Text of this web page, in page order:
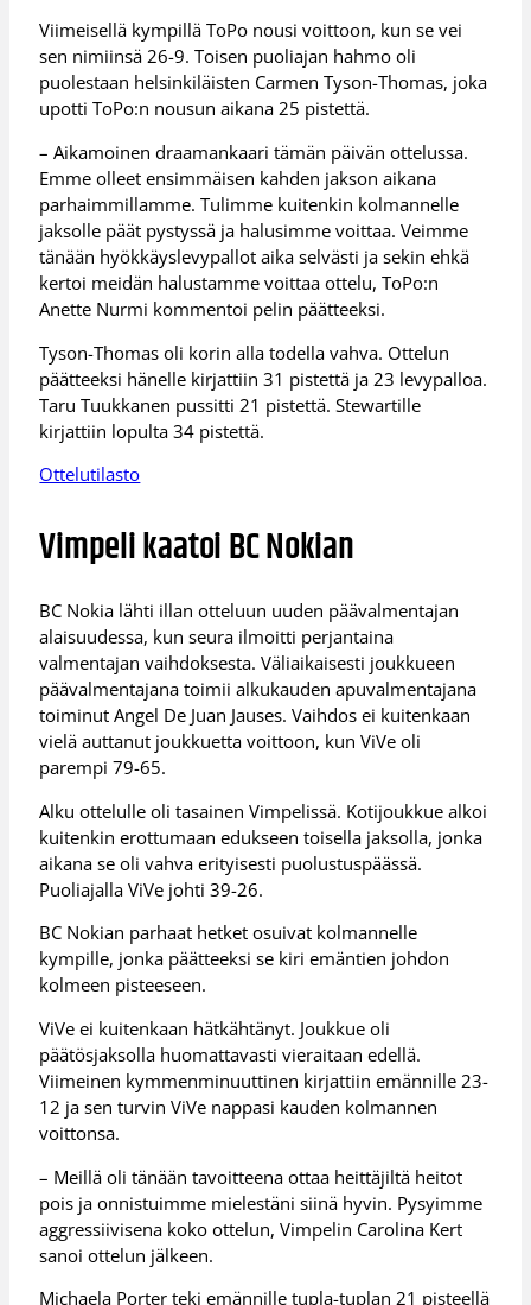
Viimeisellä kympillä ToPo nousi voittoon, kun se vei
sen nimiinsä 26-9. Toisen puoliajan hahmo oli
puolestaan helsinkiläisten Carmen Tyson-Thomas, joka
upotti ToPo:n nousun aikana 25 pistettä.
– Aikamoinen draamankaari tämän päivän ottelussa.
Emme olleet ensimmäisen kahden jakson aikana
parhaimmillamme. Tulimme kuitenkin kolmannelle
jaksolle päät pystyssä ja halusimme voittaa. Veimme
tänään hyökkäyslevypallot aika selvästi ja sekin ehkä
kertoi meidän halustamme voittaa ottelu, ToPo:n
Anette Nurmi kommentoi pelin päätteeksi.
Tyson-Thomas oli korin alla todella vahva. Ottelun
päätteeksi hänelle kirjattiin 31 pistettä ja 23 levypalloa.
Taru Tuukkanen pussitti 21 pistettä. Stewartille
kirjattiin lopulta 34 pistettä.
Ottelutilasto
Vimpeli kaatoi BC Nokian
BC Nokia lähti illan otteluun uuden päävalmentajan
alaisuudessa, kun seura ilmoitti perjantaina
valmentajan vaihdoksesta. Väliaikaisesti joukkueen
päävalmentajana toimii alkukauden apuvalmentajana
toiminut Angel De Juan Jauses. Vaihdos ei kuitenkaan
vielä auttanut joukkuetta voittoon, kun ViVe oli
parempi 79-65.
Alku ottelulle oli tasainen Vimpelissä. Kotijoukkue alkoi
kuitenkin erottumaan edukseen toisella jaksolla, jonka
aikana se oli vahva erityisesti puolustuspäässä.
Puoliajalla ViVe johti 39-26.
BC Nokian parhaat hetket osuivat kolmannelle
kympille, jonka päätteeksi se kiri emäntien johdon
kolmeen pisteeseen.
ViVe ei kuitenkaan hätkähtänyt. Joukkue oli
päätösjaksolla huomattavasti vieraitaan edellä.
Viimeinen kymmenminuuttinen kirjattiin emännille 23-
12 ja sen turvin ViVe nappasi kauden kolmannen
voittonsa.
– Meillä oli tänään tavoitteena ottaa heittäjiltä heitot
pois ja onnistuimme mielestäni siinä hyvin. Pysyimme
aggressiivisena koko ottelun, Vimpelin Carolina Kert
sanoi ottelun jälkeen.
Michaela Porter teki emännille tupla-tuplan 21 pisteellä